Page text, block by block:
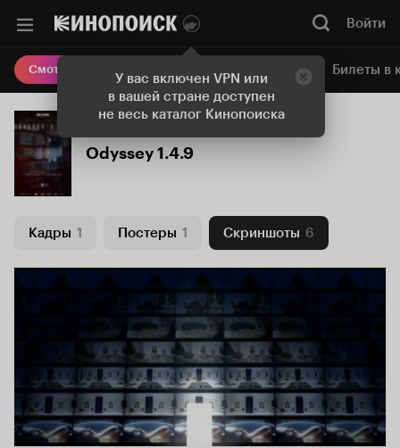
У вас включен VPN или
в вашей стране доступен
не весь каталог Кинопоиска
Войти
Смотреть кино Онлайн-кинотеатр Билеты в
Odyssey 1.4.9
Кадры 1 Постеры 1 Скриншоты 6